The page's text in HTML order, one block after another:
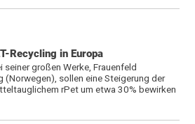
Recycling in Europa
großen Werke, Frauenfeld
(Norwegen), sollen eine Steigerung der
rPet um etwa 30% bewirken